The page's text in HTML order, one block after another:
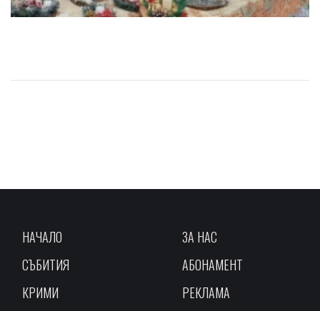
НАЧАЛО
СЪБИТИЯ
КРИМИ
ЗА НАС
АБОНАМЕНТ
РЕКЛАМА